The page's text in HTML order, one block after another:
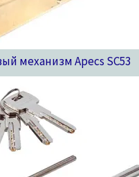
механизм Apecs SC53